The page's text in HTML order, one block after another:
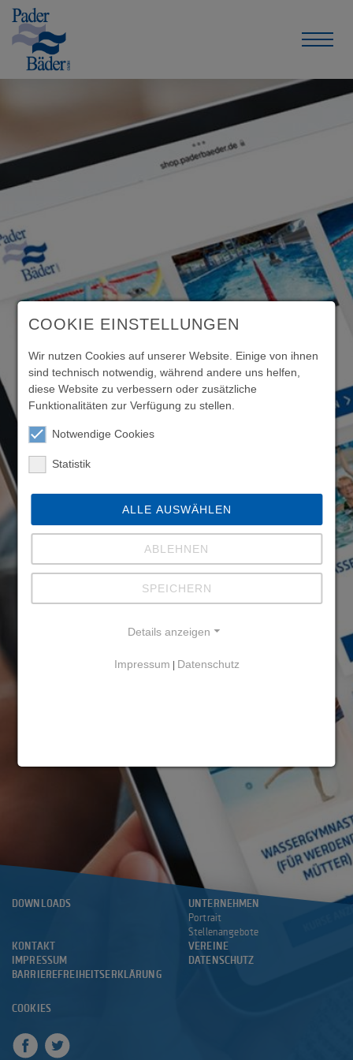
DOWNLOADS
UNTERNEHMEN
Portrait
Stellenangebote
KONTAKT
VEREINE
IMPRESSUM
DATENSCHUTZ
BARRIEREFREIHEITSERKLÄRUNG
COOKIES
COOKIE EINSTELLUNGEN
Wir nutzen Cookies auf unserer Website. Einige von ihnen
sind technisch notwendig, während andere uns helfen,
diese Website zu verbessern oder zusätzliche
Funktionalitäten zur Verfügung zu stellen.
Notwendige Cookies
Statistik
ALLE AUSWÄHLEN
ABLEHNEN
SPEICHERN
Details anzeigen
Impressum | Datenschutz